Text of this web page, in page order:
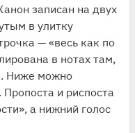
записан на двух
в улитку
— «весь как по
в нотах там,
Ниже можно
и риспоста
а нижний голос